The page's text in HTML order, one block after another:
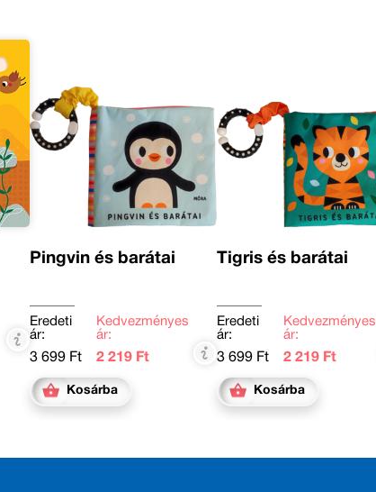
Pingvin és barátai
Eredeti
ár:
3 699 Ft
Kedvezményes
ár:
2 219 Ft
Kosárba
Tigris és barátai
Eredeti
ár:
3 699 Ft
Kedvezményes
ár:
2 219 Ft
Kosárba